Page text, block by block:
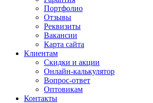
Портфолио
Отзывы
Реквизиты
Вакансии
Карта сайта
Клиентам
Скидки и акции
Онлайн-калькулятор
Вопрос-ответ
Оптовикам
Контакты